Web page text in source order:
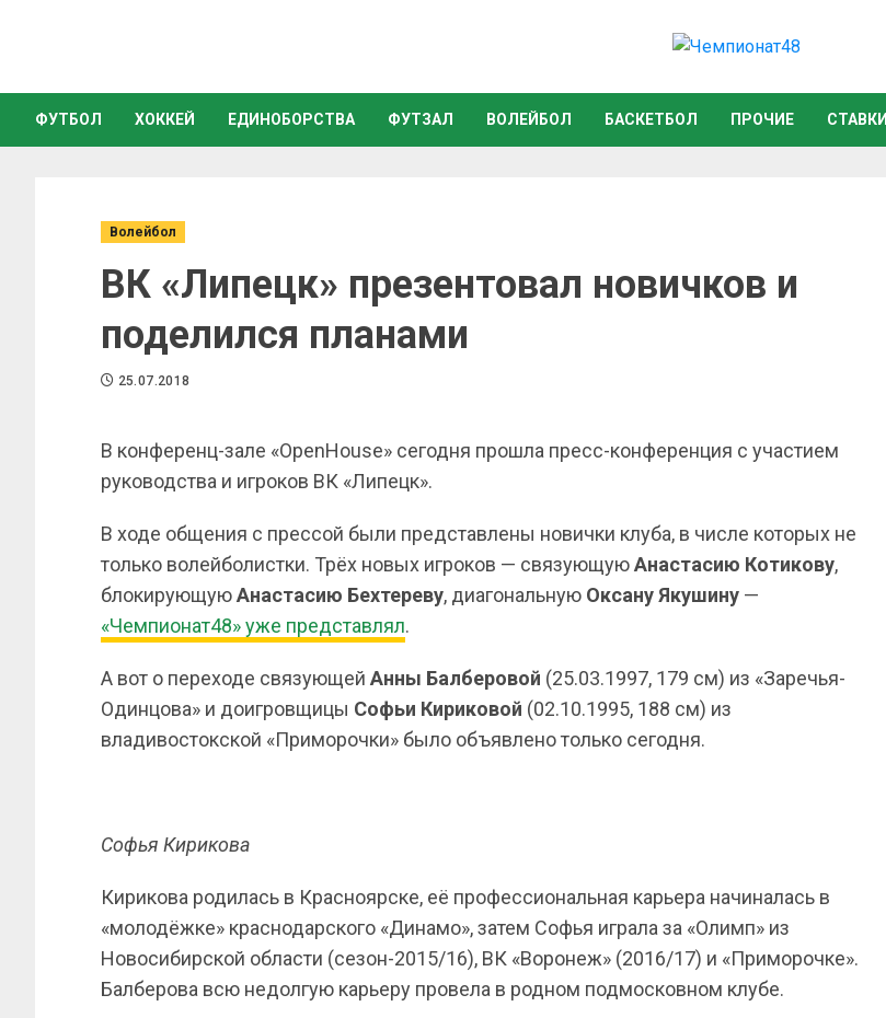
ФУТБОЛ ХОККЕЙ ЕДИНОБОРСТВА ФУТЗАЛ ВОЛЕЙБОЛ БАСКЕТБОЛ ПРОЧИЕ СТАВКИ
Волейбол
ВК «Липецк» презентовал новичков и
поделился планами
25.07.2018
В конференц-зале «OpenHouse» сегодня прошла пресс-конференция с участием
руководства и игроков ВК «Липецк».
В ходе общения с прессой были представлены новички клуба, в числе которых не
только волейболистки. Трёх новых игроков — связующуюАнастасию Котикову,
блокирующуюАнастасию Бехтереву, диагональную Оксану Якушину —
«Чемпионат48» уже представлял.
А вот о переходе связующей Анны Балберовой (25.03.1997, 179 см) из «Заречья-
Одинцова» и доигровщицы Софьи Кириковой (02.10.1995, 188 см) из
владивостокской «Приморочки» было объявлено только сегодня.
Софья Кирикова
Кирикова родилась в Красноярске, её профессиональная карьера начиналась в
«молодёжке» краснодарского «Динамо», затем Софья играла за «Олимп» из
Новосибирской области (сезон-2015/16), ВК «Воронеж» (2016/17) и «Приморочке».
Балберова всю недолгую карьеру провела в родном подмосковном клубе.